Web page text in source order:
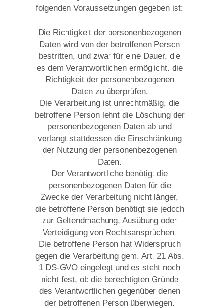
folgenden Voraussetzungen gegeben ist:
Die Richtigkeit der personenbezogenen
Daten wird von der betroffenen Person
bestritten, und zwar für eine Dauer, die
es dem Verantwortlichen ermöglicht, die
Richtigkeit der personenbezogenen
Daten zu überprüfen.
Die Verarbeitung ist unrechtmäßig, die
betroffene Person lehnt die Löschung der
personenbezogenen Daten ab und
verlangt stattdessen die Einschränkung
der Nutzung der personenbezogenen
Daten.
Der Verantwortliche benötigt die
personenbezogenen Daten für die
Zwecke der Verarbeitung nicht länger,
die betroffene Person benötigt sie jedoch
zur Geltendmachung, Ausübung oder
Verteidigung von Rechtsansprüchen.
Die betroffene Person hat Widerspruch
gegen die Verarbeitung gem. Art. 21 Abs.
1 DS-GVO eingelegt und es steht noch
nicht fest, ob die berechtigten Gründe
des Verantwortlichen gegenüber denen
der betroffenen Person überwiegen.